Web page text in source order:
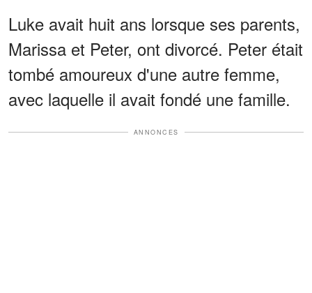
Luke avait huit ans lorsque ses parents,
Marissa et Peter, ont divorcé. Peter était
tombé amoureux d'une autre femme,
avec laquelle il avait fondé une famille.
ANNONCES